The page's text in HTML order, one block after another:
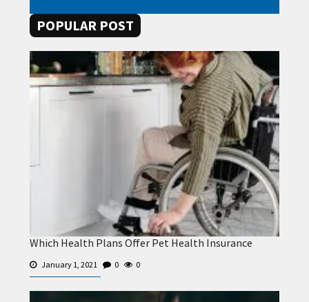
POPULAR POST
Which Health Plans Offer Pet Health Insurance
January 1, 2021 0 0